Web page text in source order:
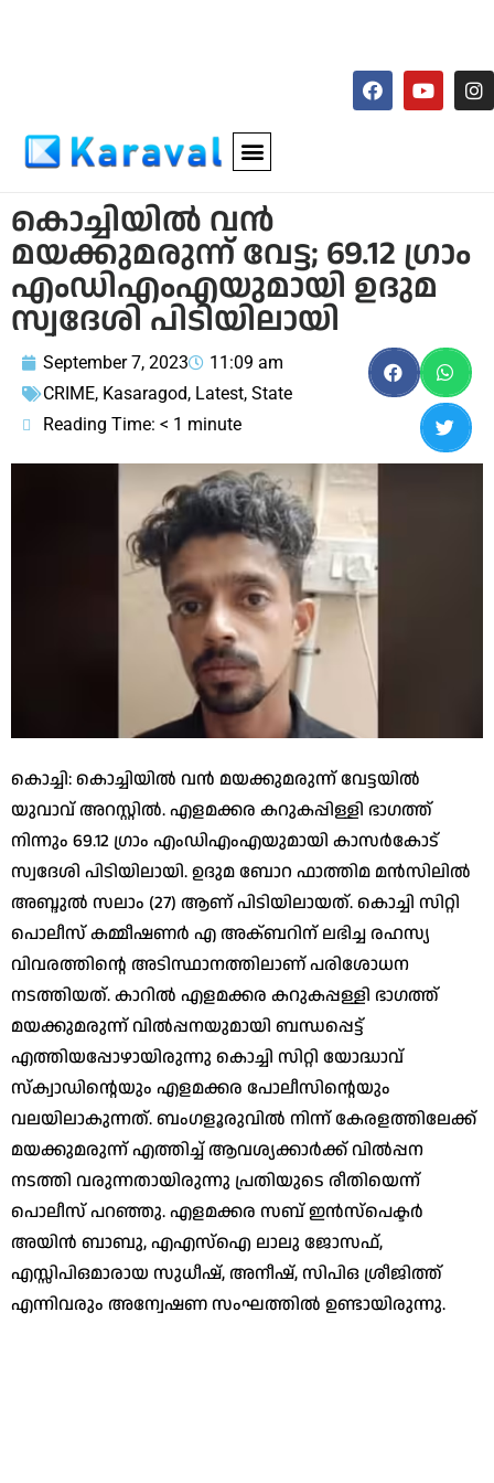
കൊച്ചിയില്‍ വന്‍
മയക്കുമരുന്ന് വേട്ട; 69.12 ഗ്രാം
എംഡിഎംഎയുമായി ഉദുമ
സ്വദേശി പിടിയിലായി
September 7, 2023
11:09 am
CRIME, Kasaragod, Latest, State
Reading Time: < 1 minute
കൊച്ചി: കൊച്ചിയില്‍ വന്‍ മയക്കുമരുന്ന് വേട്ടയില്‍
യുവാവ് അറസ്റ്റില്‍. എളമക്കര കറുകപ്പിള്ളി ഭാഗത്ത്
നിന്നും 69.12 ഗ്രാം എംഡിഎംഎയുമായി കാസര്‍കോട്
സ്വദേശി പിടിയിലായി. ഉദുമ ബോറ ഫാത്തിമ മന്‍സിലില്‍
അബ്ദുല്‍ സലാം (27) ആണ് പിടിയിലായത്. കൊച്ചി സിറ്റി
പൊലീസ് കമ്മീഷണര്‍ എ അക്ബറിന് ലഭിച്ച രഹസ്യ
വിവരത്തിന്റെ അടിസ്ഥാനത്തിലാണ് പരിശോധന
നടത്തിയത്. കാറില്‍ എളമക്കര കറുകപ്പള്ളി ഭാഗത്ത്
മയക്കുമരുന്ന് വില്‍പ്പനയുമായി ബന്ധപ്പെട്ട്
എത്തിയപ്പോഴായിരുന്നു കൊച്ചി സിറ്റി യോദ്ധാവ്
സ്‌ക്വാഡിന്റെയും എളമക്കര പോലീസിന്റെയും
വലയിലാകുന്നത്. ബംഗളൂരുവില്‍ നിന്ന് കേരളത്തിലേക്ക്
മയക്കുമരുന്ന് എത്തിച്ച് ആവശ്യക്കാര്‍ക്ക് വില്‍പ്പന
നടത്തി വരുന്നതായിരുന്നു പ്രതിയുടെ രീതിയെന്ന്
പൊലീസ് പറഞ്ഞു. എളമക്കര സബ് ഇന്‍സ്‌പെക്ടര്‍
അയിന്‍ ബാബു, എഎസ്ഐ ലാലു ജോസഫ്,
എസ്സിപിഒമാരായ സുധീഷ്, അനീഷ്, സിപിഒ ശ്രീജിത്ത്
എന്നിവരും അന്വേഷണ സംഘത്തില്‍ ഉണ്ടായിരുന്നു.